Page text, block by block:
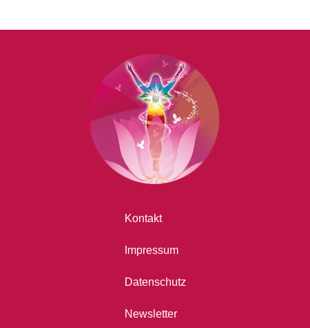
Kontakt
Impressum
Datenschutz
Newsletter